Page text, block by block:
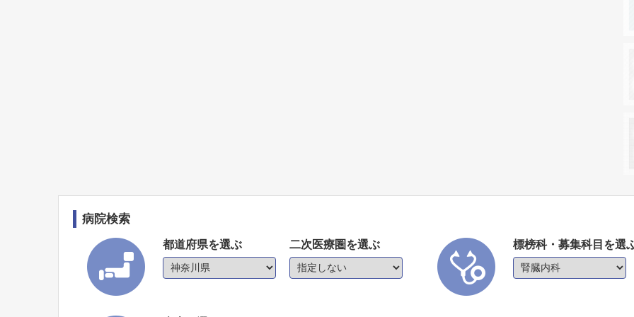
病院検索
都道府県を選ぶ 二次医療圏を選ぶ 標榜科・募集科目を選